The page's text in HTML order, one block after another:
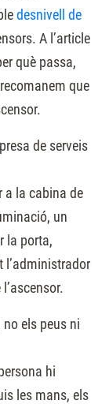
desnivell de
A l’article
què passa,
que
de serveis
a la cabina de
un
la porta,
l’administrador
no els peus ni
hi
les mans, els